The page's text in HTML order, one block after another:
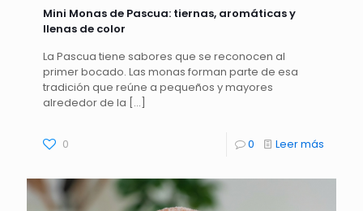
Mini Monas de Pascua: tiernas, aromáticas y
llenas de color
La Pascua tiene sabores que se reconocen al
primer bocado. Las monas forman parte de esa
tradición que reúne a pequeños y mayores
alrededor de la […]
0 0 Leer más